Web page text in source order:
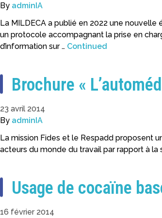
By adminIA
La MILDECA a publié en 2022 une
un protocole accompagnant la prise en
d’information sur … Continued
Brochure «
23 avril 2014
By adminIA
La mission Fides et le Respadd proposent
acteurs du monde du travail par rapport à
Usage de cocaïne
16 février 2014